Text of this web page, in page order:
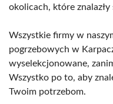
okolicach, które
Wszystkie firmy w
pogrzebowych w
wyselekcjonowane,
Wszystko po to, aby
Twoim potrzebom.